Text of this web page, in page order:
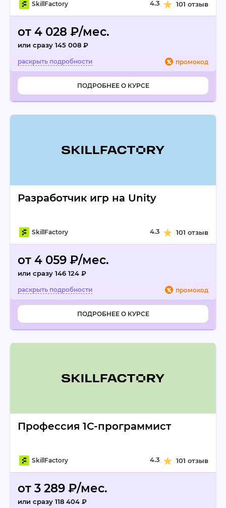
SkillFactory 4.3 101 отзыв
от 4 028 ₽/мес.
или сразу 145 008 ₽
промокод
ПОДРОБНЕЕ О КУРСЕ
Разработчик игр на Unity
SkillFactory 4.3 101 отзыв
от 4 059 ₽/мес.
или сразу 146 124 ₽
промокод
ПОДРОБНЕЕ О КУРСЕ
Профессия 1С-программист
SkillFactory 4.3 101 отзыв
от 3 289 ₽/мес.
или сразу 118 404 ₽